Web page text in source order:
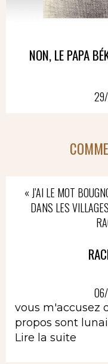
NON, LE PAPA
« J’AI LE MOT
DANS LES
vous m'accusez
propos sont
Lire la suite